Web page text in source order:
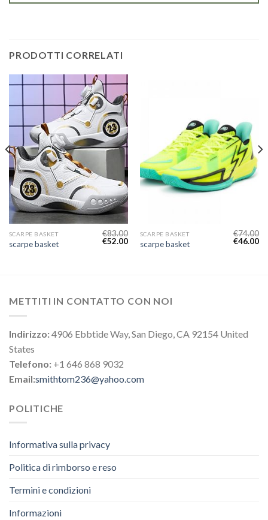
PRODOTTI CORRELATI
SCARPE BASKET
scarpe basket
€83.00
€52.00
SCARPE BASKET
scarpe basket
€74.00
€46.00
METTITI IN CONTATTO CON NOI
Indirizzo:4906 Ebbtide Way, San Diego, CA 92154 United
States
Telefono: +1 646 868 9032
Email:smithtom236@yahoo.com
POLITICHE
Informativa sulla privacy
Politica di rimborso e reso
Termini e condizioni
Informazioni